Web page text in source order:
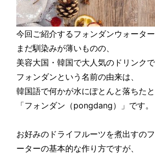
今回ご紹介するフォンダンウォータ
まだ馴染みが薄いものの、
美容大国・韓国で大人気のドリンクで
フォンダンという名前の由来は、
韓国語で何かが水にぽとんと落ちた
「フォンダン（pongdang）」です。
お好みのドライフルーツを煮出すの
ーターの基本的な作り方ですが、